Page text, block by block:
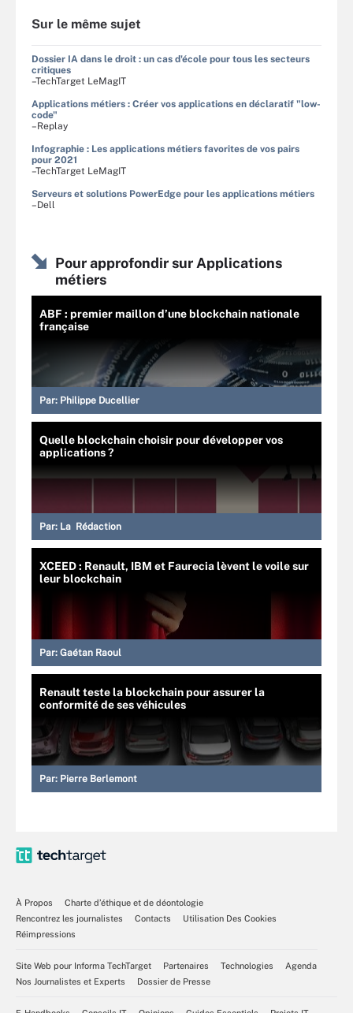
Sur le même sujet
Dossier IA dans le droit : un cas d'école pour tous les secteurs
critiques
–TechTarget LeMagIT
Applications métiers : Créer vos applications en déclaratif "low-
code"
–Replay
Infographie : Les applications métiers favorites de vos pairs
pour 2021
–TechTarget LeMagIT
Serveurs et solutions PowerEdge pour les applications métiers
–Dell
Pour approfondir sur Applications
métiers
ABF : premier maillon d’une blockchain nationale
française
Par: Philippe Ducellier
Quelle blockchain choisir pour développer vos
applications ?
Par: La Rédaction
XCEED : Renault, IBM et Faurecia lèvent le voile sur
leur blockchain
Par: Gaétan Raoul
Renault teste la blockchain pour assurer la
conformité de ses véhicules
Par: Pierre Berlemont
À Propos
Charte d’éthique et de déontologie
Rencontrez les journalistes
Contacts
Utilisation Des Cookies
Réimpressions
Site Web pour Informa TechTarget Partenaires Technologies
Agenda
Nos Journalistes et Experts
Dossier de Presse